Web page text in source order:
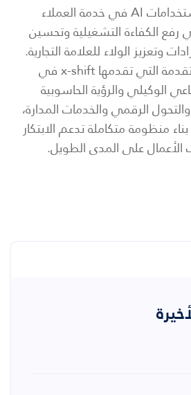
كما أن فهم أفضل استخدامات AI في خدمة العملاء
الكفاءة التشغيلية وتحسين
وتعزيز الولاء للعلامة التجارية.
ومن خلال الحلول المتقدمة التي تقدمها x-shift في
الوكيلي والرؤية الحاسوبية
الرقمي والخدمات المدارة،
منظومة متكاملة تدعم الابتكار
الأعمال على المدى الطويل.